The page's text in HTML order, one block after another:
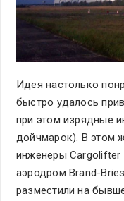
Идея настолько
быстро удалось
при этом изрядные
дойчмарок). В этом
инженеры Cargolifter
аэродром Brand-
разместили на